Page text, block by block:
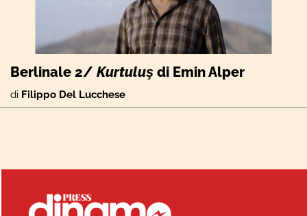
Berlinale 2/ Kurtuluş di Emin Alper
di Filippo Del Lucchese